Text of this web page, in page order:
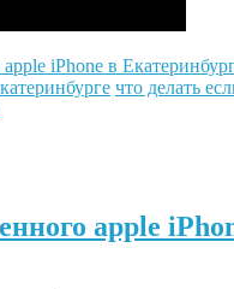
iPhone в
что делать
apple